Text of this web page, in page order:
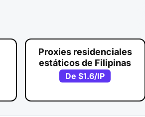
Proxies residenciales
estáticos de Filipinas
De$1.6/IP